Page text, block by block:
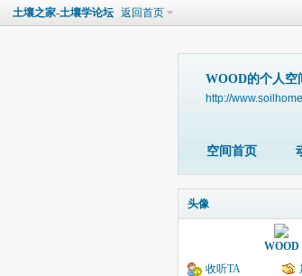
土壤之家-土壤学论坛 返回首页
WOOD的个人空
http://
空间首页
头像
WOOD
收听TA